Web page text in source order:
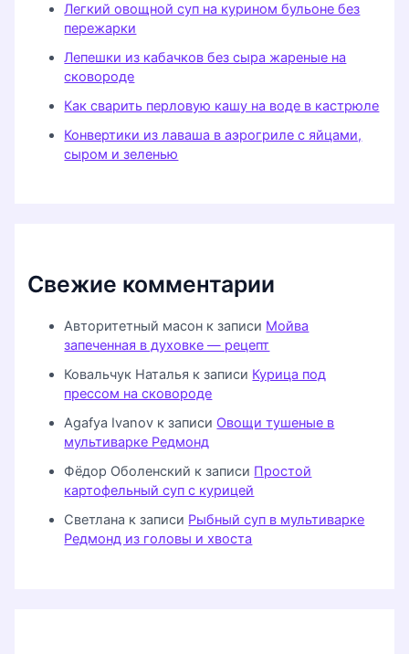
Легкий овощной суп на курином бульоне без
пережарки
Лепешки из кабачков без сыра жареные на
сковороде
Как сварить перловую кашу на воде в кастрюле
Конвертики из лаваша в аэрогриле с яйцами,
сыром и зеленью
Свежие комментарии
Авторитетный масон к записи Мойва
запеченная в духовке — рецепт
Ковальчук Наталья к записи Курица под
прессом на сковороде
Agafya Ivanov к записи Овощи тушеные в
мультиварке Редмонд
Фёдор Оболенский к записи Простой
картофельный суп с курицей
Светлана к записи Рыбный суп в мультиварке
Редмонд из головы и хвоста